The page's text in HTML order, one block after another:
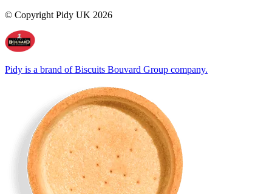
© Copyright Pidy UK 2026
Pidy is a brand of Biscuits Bouvard Group company.